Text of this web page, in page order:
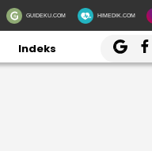
GUIDEKU.COM HIMEDIK.COM
Indeks